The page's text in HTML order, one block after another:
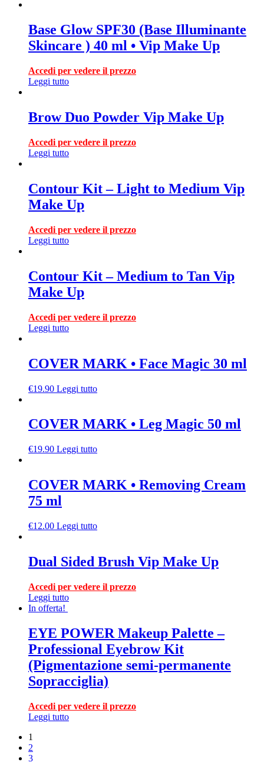
Base Glow SPF30 (Base Illuminante
Skincare ) 40 ml • Vip Make Up
Accedi per vedere il prezzo
Leggi tutto
Brow Duo Powder Vip Make Up
Accedi per vedere il prezzo
Leggi tutto
Contour Kit – Light to Medium Vip
Make Up
Accedi per vedere il prezzo
Leggi tutto
Contour Kit – Medium to Tan Vip
Make Up
Accedi per vedere il prezzo
Leggi tutto
COVER MARK • Face Magic 30 ml
€19.90 Leggi tutto
COVER MARK • Leg Magic 50 ml
€19.90 Leggi tutto
COVER MARK • Removing Cream
75 ml
€12.00 Leggi tutto
Dual Sided Brush Vip Make Up
Accedi per vedere il prezzo
Leggi tutto
In offerta!
EYE POWER Makeup Palette –
Professional Eyebrow Kit
(Pigmentazione semi-permanente
Sopracciglia)
Accedi per vedere il prezzo
Leggi tutto
1
2
3